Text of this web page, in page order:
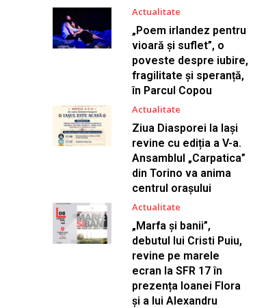
Actualitate
„Poem irlandez pentru
vioară și suflet”, o
poveste despre iubire,
fragilitate și speranță,
în Parcul Copou
Actualitate
Ziua Diasporei la Iași
revine cu ediția a V-a.
Ansamblul „Carpatica”
din Torino va anima
centrul orașului
Actualitate
„Marfa și banii”,
debutul lui Cristi Puiu,
revine pe marele
ecran la SFR 17 în
prezența Ioanei Flora
și a lui Alexandru